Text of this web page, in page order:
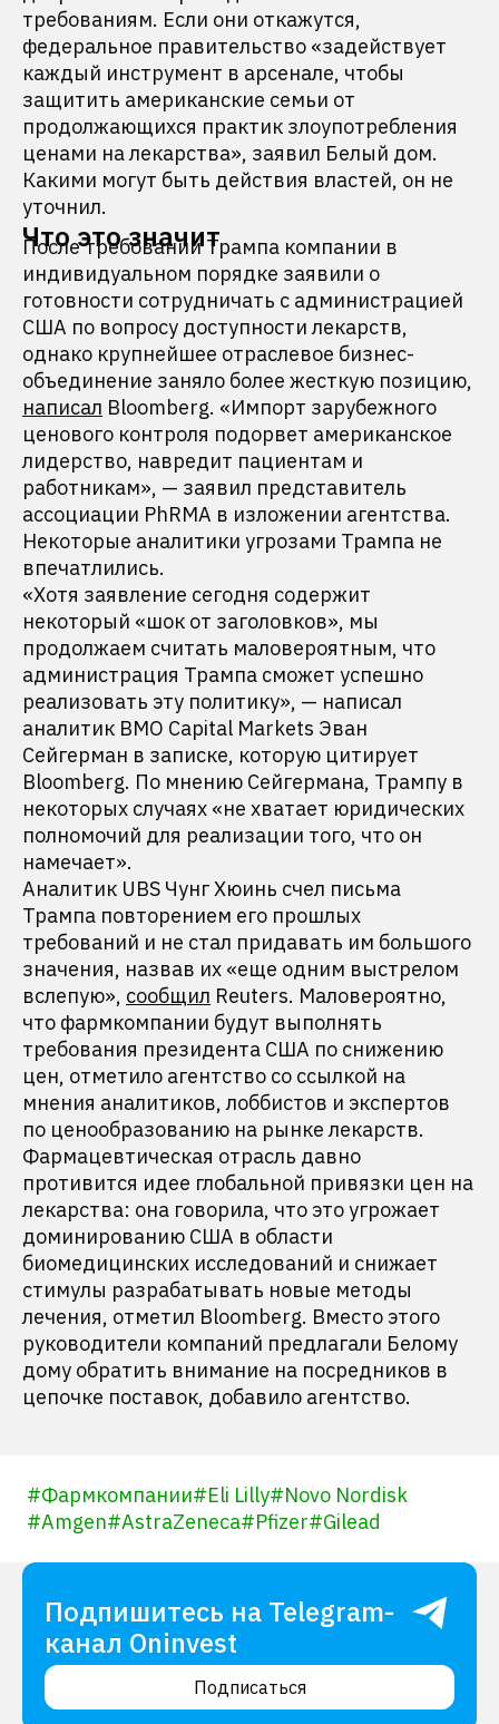
требованиям. Если они откажутся,
федеральное правительство «задействует
каждый инструмент в арсенале, чтобы
защитить американские семьи от
продолжающихся практик злоупотребления
ценами на лекарства», заявил Белый дом.
Какими могут быть действия властей, он не
уточнил.
Что это значит
После требований Трампа компании в
индивидуальном порядке заявили о
готовности сотрудничать с администрацией
США по вопросу доступности лекарств,
однако крупнейшее отраслевое бизнес-
объединение заняло более жесткую позицию,
написал Bloomberg. «Импорт зарубежного
ценового контроля подорвет американское
лидерство, навредит пациентам и
работникам», — заявил представитель
ассоциации PhRMA в изложении агентства.
Некоторые аналитики угрозами Трампа не
впечатлились.
«Хотя заявление сегодня содержит
некоторый «шок от заголовков», мы
продолжаем считать маловероятным, что
администрация Трампа сможет успешно
реализовать эту политику», — написал
аналитик BMO Capital Markets Эван
Сейгерман в записке, которую цитирует
Bloomberg. По мнению Сейгермана, Трампу в
некоторых случаях «не хватает юридических
полномочий для реализации того, что он
намечает».
Аналитик UBS Чунг Хюинь счел письма
Трампа повторением его прошлых
требований и не стал придавать им большого
значения, назвав их «еще одним выстрелом
вслепую», сообщил Reuters. Маловероятно,
что фармкомпании будут выполнять
требования президента США по снижению
цен, отметило агентство со ссылкой на
мнения аналитиков, лоббистов и экспертов
по ценообразованию на рынке лекарств.
Фармацевтическая отрасль давно
противится идее глобальной привязки цен на
лекарства: она говорила, что это угрожает
доминированию США в области
биомедицинских исследований и снижает
стимулы разрабатывать новые методы
лечения, отметил Bloomberg. Вместо этого
руководители компаний предлагали Белому
дому обратить внимание на посредников в
цепочке поставок, добавило агентство.
#Фармкомпании#Eli Lilly#Novo Nordisk
#Amgen#AstraZeneca#Pfizer#Gilead
Подпишитесь на Telegram-
канал Oninvest
Подписаться